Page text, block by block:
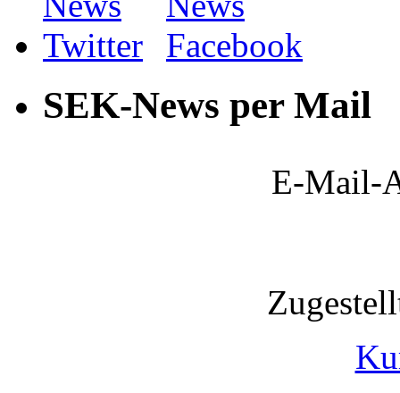
SEK-News per Mail
E-Mail-